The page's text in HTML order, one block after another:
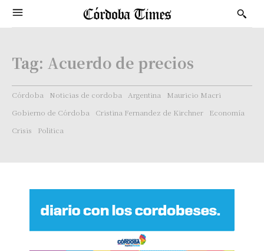
Tag: Acuerdo de precios
Córdoba Noticias de cordoba Argentina
Mauricio Macri
Gobierno de Córdoba
Cristina Fernandez de Kirchner
Economía
Crisis
Politica